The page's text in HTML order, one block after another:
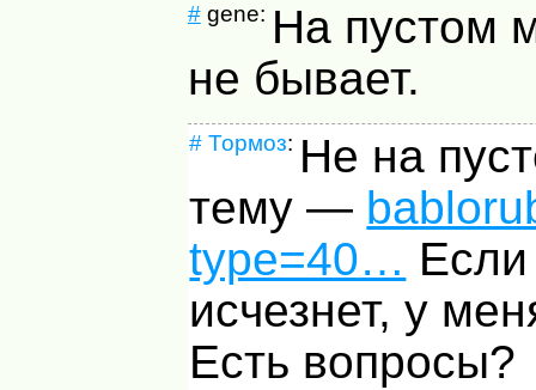
#gene: На пустом
не бывает.
# Тормоз: Не на
тему —
type=40…
исчезнет, у
Есть вопросы?